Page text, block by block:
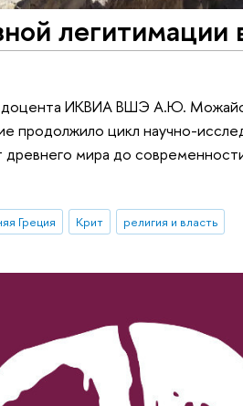
легитимации
доцента ИКВИА ВШЭ А.Ю.
продолжило цикл научно-
древнего мира до
Греция Крит религия и власть